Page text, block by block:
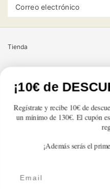
Correo electrónico
Tienda
Información
¡10€ de
Regístrate y recibe 10€ de
un mínimo de 130€. El cupón
¡Además serás el